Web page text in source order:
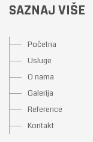
SAZNAJ VIŠE
Početna
Usluge
O nama
Galerija
Reference
Kontakt